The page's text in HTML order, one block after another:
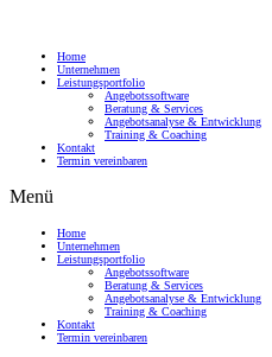
Home
Unternehmen
Leistungsportfolio
Angebotssoftware
Beratung & Services
Angebotsanalyse & Entwicklung
Training & Coaching
Kontakt
Termin vereinbaren
Menü
Home
Unternehmen
Leistungsportfolio
Angebotssoftware
Beratung & Services
Angebotsanalyse & Entwicklung
Training & Coaching
Kontakt
Termin vereinbaren